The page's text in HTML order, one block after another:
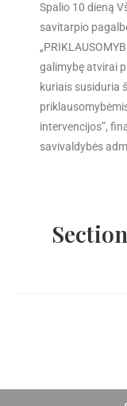
Spalio 10 dieną
savitarpio
galimybę atvirai
kuriais susiduria
intervencijos”,
savivaldybės